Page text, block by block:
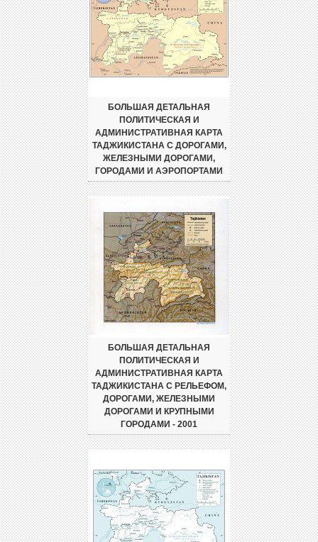
БОЛЬШАЯ ДЕТАЛЬНАЯ
ПОЛИТИЧЕСКАЯ И
АДМИНИСТРАТИВНАЯ КАРТА
ТАДЖИКИСТАНА С ДОРОГАМИ,
ЖЕЛЕЗНЫМИ ДОРОГАМИ,
ГОРОДАМИ И АЭРОПОРТАМИ
БОЛЬШАЯ ДЕТАЛЬНАЯ
ПОЛИТИЧЕСКАЯ И
АДМИНИСТРАТИВНАЯ КАРТА
ТАДЖИКИСТАНА С РЕЛЬЕФОМ,
ДОРОГАМИ, ЖЕЛЕЗНЫМИ
ДОРОГАМИ И КРУПНЫМИ
ГОРОДАМИ - 2001